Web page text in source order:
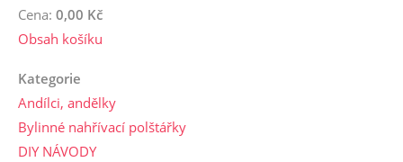
Cena: 0,00 Kč
Obsah košíku
Kategorie
Andílci, andělky
Bylinné nahřívací polštářky
DIY NÁVODY